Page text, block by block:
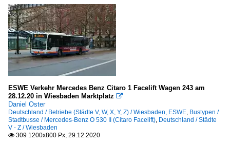
ESWE Verkehr Mercedes Benz Citaro 1 Facelift Wagen 243 am
28.12.20 in Wiesbaden Marktplatz 
Daniel Oster
Deutschland / Betriebe (Städte V, W, X, Y, Z) / Wiesbaden, ESWE, Bustypen /
Stadtbusse / Mercedes-Benz O 530 II (Citaro Facelift), Deutschland / Städte
V - Z / Wiesbaden
 309 1200x800 Px, 29.12.2020